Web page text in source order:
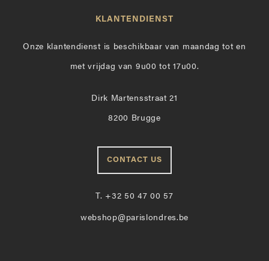
KLANTENDIENST
Onze klantendienst is beschikbaar van maandag tot en
met vrijdag van 9u00 tot 17u00.
Dirk Martensstraat 21
8200 Brugge
CONTACT US
T. +32 50 47 00 57
webshop@parislondres.be